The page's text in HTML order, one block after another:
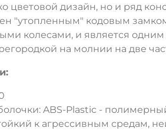
цветовой дизайн, но и ряд
"утопленным" кодовым
колесами, и является
на молнии на две
ABS-Plastic -
к агрессивным средам,